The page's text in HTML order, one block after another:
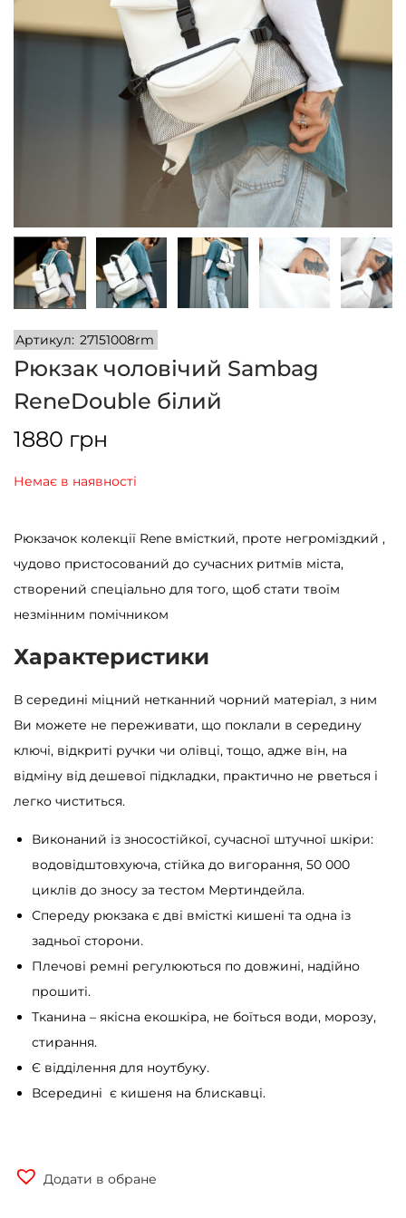
Артикул: 27151008rm
Рюкзак чоловічий Sambag
ReneDouble білий
1880 грн
Немає в наявності
Рюкзачок колекції Rene вмісткий, проте негроміздкий ,
чудово пристосований до сучасних ритмів міста,
створений спеціально для того, щоб стати твоїм
незмінним помічником
Характеристики
В середині міцний нетканний чорний матеріал, з ним
Ви можете не переживати, що поклали в середину
ключі, відкриті ручки чи олівці, тощо, адже він, на
відміну від дешевої підкладки, практично не рветься і
легко чиститься.
Виконаний із зносостійкої, сучасної штучної шкіри:
водовідштовхуюча, стійка до вигорання, 50 000
циклів до зносу за тестом Мертиндейла.
Спереду рюкзака є дві вмісткі кишені та одна із
задньої сторони.
Плечові ремні регулюються по довжині, надійно
прошиті.
Тканина – якісна екошкіра, не боїться води, морозу,
стирання.
Є відділення для ноутбуку.
Всередині є кишеня на блискавці.
Додати в обране